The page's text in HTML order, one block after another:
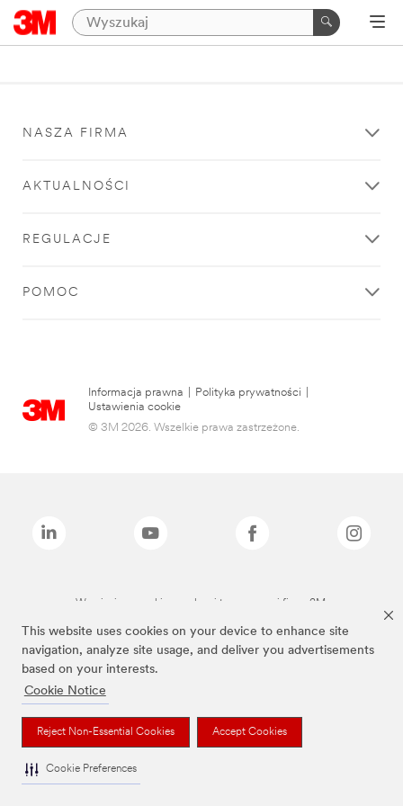
This website uses cookies on your device to enhance site
navigation, analyze site usage, and deliver you advertisements
based on your interests.
Cookie Notice
Reject Non-Essential Cookies Accept Cookies
Cookie Preferences
NASZA FIRMA
AKTUALNOŚCI
REGULACJE
POMOC
Informacja prawna Polityka prywatności
Ustawienia cookie
© 3M 2026. Wszelkie prawa zastrzeżone.
Wymienione marki są znakami towarowymi firmy 3M.